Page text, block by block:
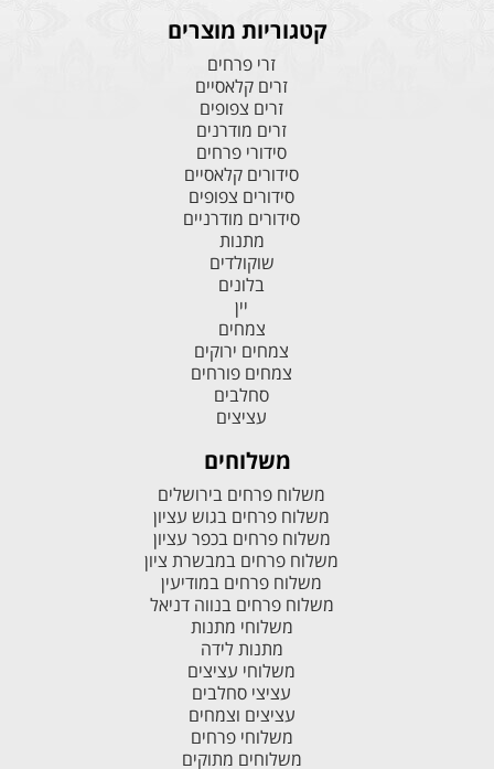
קטגוריות מוצרים
זרי פרחים
זרים קלאסיים
זרים צפופים
זרים מודרנים
סידורי פרחים
סידורים קלאסיים
סידורים צפופים
סידורים מודרניים
מתנות
שוקולדים
בלונים
יין
צמחים
צמחים ירוקים
צמחים פורחים
סחלבים
עציצים
משלוחים
משלוח פרחים בירושלים
משלוח פרחים בגוש עציון
משלוח פרחים בכפר עציון
משלוח פרחים במבשרת ציון
משלוח פרחים במודיעין
משלוח פרחים בנווה דניאל
משלוחי מתנות
מתנות לידה
משלוחי עציצים
עציצי סחלבים
עציצים וצמחים
משלוחי פרחים
משלוחים מתוקים